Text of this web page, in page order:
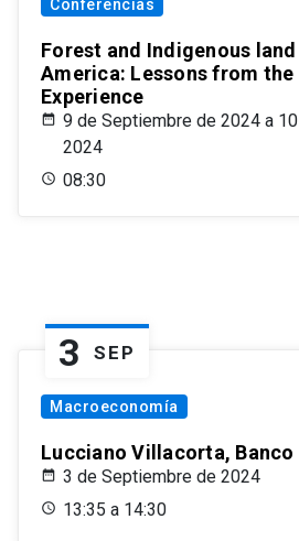
Conferencias
Forest and Indigenous
America: Lessons from the
Experience
9 de Septiembre de 2024 a
2024
08:30
3 SEP
Macroeconomía
Lucciano Villacorta, Banco
3 de Septiembre de 2024
13:35 a 14:30